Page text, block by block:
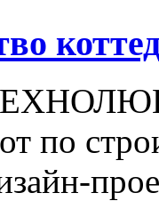
по